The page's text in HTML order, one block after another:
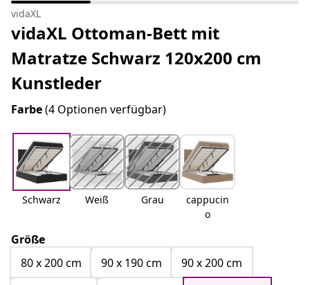
vidaXL
vidaXL Ottoman-Bett mit
Matratze Schwarz 120x200 cm
Kunstleder
Farbe(4 Optionen verfügbar)
Schwarz Weiß Grau
cappucin
o
Größe
80 x 200 cm
90 x 190 cm
90 x 200 cm